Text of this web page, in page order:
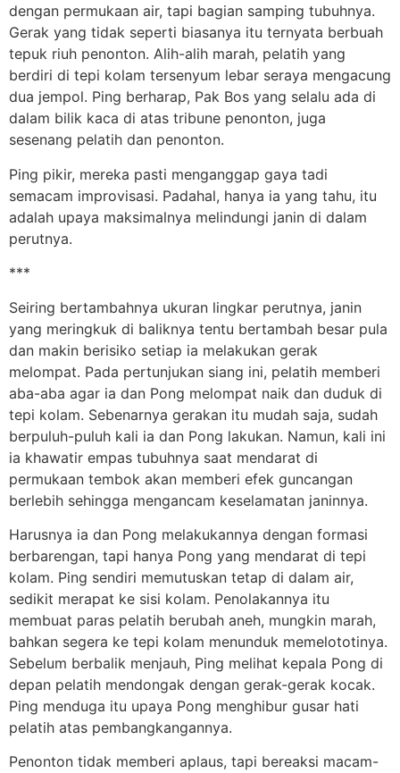
dengan permukaan air, tapi bagian samping tubuhnya.
Gerak yang tidak seperti biasanya itu ternyata berbuah
tepuk riuh penonton. Alih-alih marah, pelatih yang
berdiri di tepi kolam tersenyum lebar seraya mengacung
dua jempol. Ping berharap, Pak Bos yang selalu ada di
dalam bilik kaca di atas tribune penonton, juga
sesenang pelatih dan penonton.
Ping pikir, mereka pasti menganggap gaya tadi
semacam improvisasi. Padahal, hanya ia yang tahu, itu
adalah upaya maksimalnya melindungi janin di dalam
perutnya.
***
Seiring bertambahnya ukuran lingkar perutnya, janin
yang meringkuk di baliknya tentu bertambah besar pula
dan makin berisiko setiap ia melakukan gerak
melompat. Pada pertunjukan siang ini, pelatih memberi
aba-aba agar ia dan Pong melompat naik dan duduk di
tepi kolam. Sebenarnya gerakan itu mudah saja, sudah
berpuluh-puluh kali ia dan Pong lakukan. Namun, kali ini
ia khawatir empas tubuhnya saat mendarat di
permukaan tembok akan memberi efek guncangan
berlebih sehingga mengancam keselamatan janinnya.
Harusnya ia dan Pong melakukannya dengan formasi
berbarengan, tapi hanya Pong yang mendarat di tepi
kolam. Ping sendiri memutuskan tetap di dalam air,
sedikit merapat ke sisi kolam. Penolakannya itu
membuat paras pelatih berubah aneh, mungkin marah,
bahkan segera ke tepi kolam menunduk memelototinya.
Sebelum berbalik menjauh, Ping melihat kepala Pong di
depan pelatih mendongak dengan gerak-gerak kocak.
Ping menduga itu upaya Pong menghibur gusar hati
pelatih atas pembangkangannya.
Penonton tidak memberi aplaus, tapi bereaksi macam-